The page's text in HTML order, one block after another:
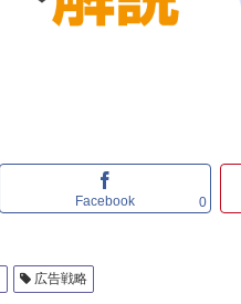
Facebook 0
広告戦略